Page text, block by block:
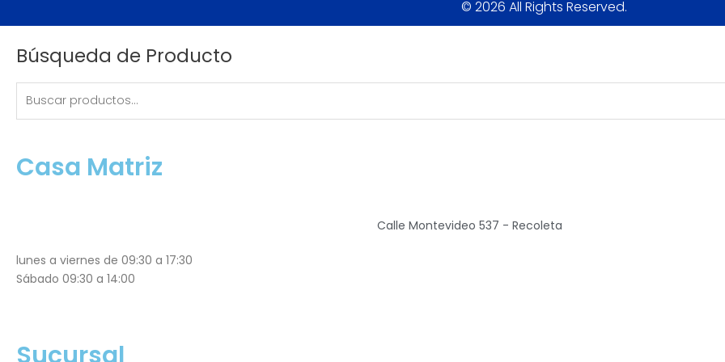
g
a
m
o
k
b k
© 2026 All Rights Reserved.
Búsqueda de Producto
Buscar
Casa Matriz
Calle Montevideo 537 - Recoleta
lunes a viernes de 09:30 a 17:30
Sábado 09:30 a 14:00